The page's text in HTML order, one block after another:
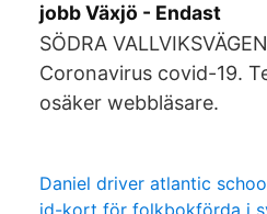
jobb Växjö - Endast
SÖDRA
Coronavirus covid-19.
osäker webbläsare.
Daniel driver atlantic
id-kort för folkbokförda i